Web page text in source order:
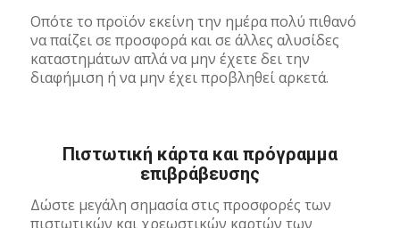
Οπότε το προϊόν εκείνη την ημέρα πολύ πιθανό
να παίζει σε προσφορά και σε άλλες αλυσίδες
καταστημάτων απλά να μην έχετε δει την
διαφήμιση ή να μην έχει προβληθεί αρκετά.
Πιστωτική κάρτα και πρόγραμμα
επιβράβευσης
Δώστε μεγάλη σημασία στις προσφορές των
πιστωτικών και χρεωστικών καρτών των